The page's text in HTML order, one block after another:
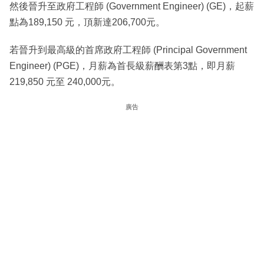
然後晉升至政府工程師 (Government Engineer) (GE)，起薪
點為189,150 元，頂新達206,700元。
若晉升到最高級的首席政府工程師 (Principal Government
Engineer) (PGE)，月薪為首長級薪酬表第3點，即月薪
219,850 元至 240,000元。
廣告